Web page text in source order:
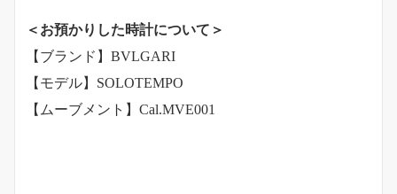
＜お預かりした時計について＞
【ブランド】BVLGARI
【モデル】SOLOTEMPO
【ムーブメント】Cal.MVE001